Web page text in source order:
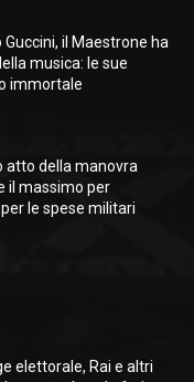
il Maestrone ha
musica: le sue
immortale
atto della manovra
il massimo per
per le spese militari
elettorale, Rai e altri